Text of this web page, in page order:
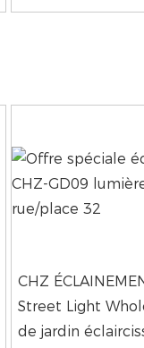
CHZ
Street Light
de jardin